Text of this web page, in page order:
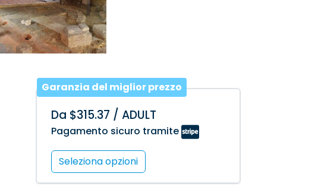
Garanzia del miglior prezzo
Da $315.37 / ADULT
Pagamento sicuro tramite
Seleziona opzioni